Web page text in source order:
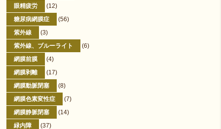
眼精疲労
(12)
糖尿病網膜症
(56)
紫外線
(3)
紫外線、ブルーライト
(6)
網膜前膜
(4)
網膜剥離
(17)
網膜動脈閉塞
(8)
網膜色素変性症
(7)
網膜静脈閉塞
(14)
緑内障
(37)